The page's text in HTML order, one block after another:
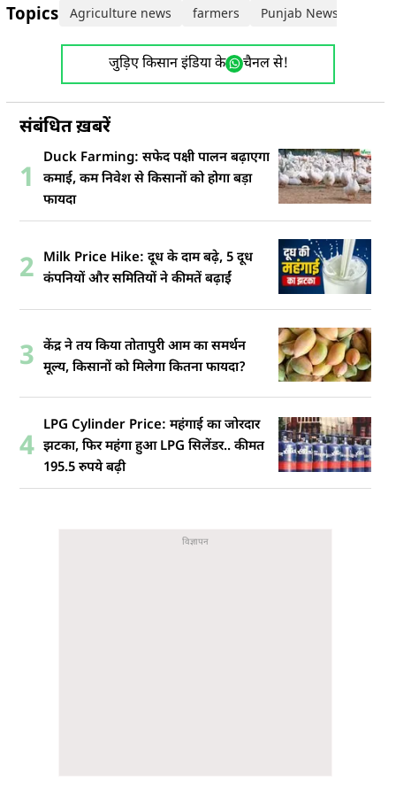
Topics: Agriculture news farmers Punjab News
जुड़िए किसान इंडिया के चैनल से!
संबंधित ख़बरें
1
Duck Farming: सफेद पक्षी पालन बढ़ाएगा
कमाई, कम निवेश से किसानों को होगा बड़ा
फायदा
2
Milk Price Hike: दूध के दाम बढ़े, 5 दूध
कंपनियों और समितियों ने कीमतें बढ़ाईं
3 केंद्र ने तय किया तोतापुरी आम का समर्थन
मूल्य, किसानों को मिलेगा कितना फायदा?
4
LPG Cylinder Price: महंगाई का जोरदार
झटका, फिर महंगा हुआ LPG सिलेंडर.. कीमत
195.5 रुपये बढ़ी